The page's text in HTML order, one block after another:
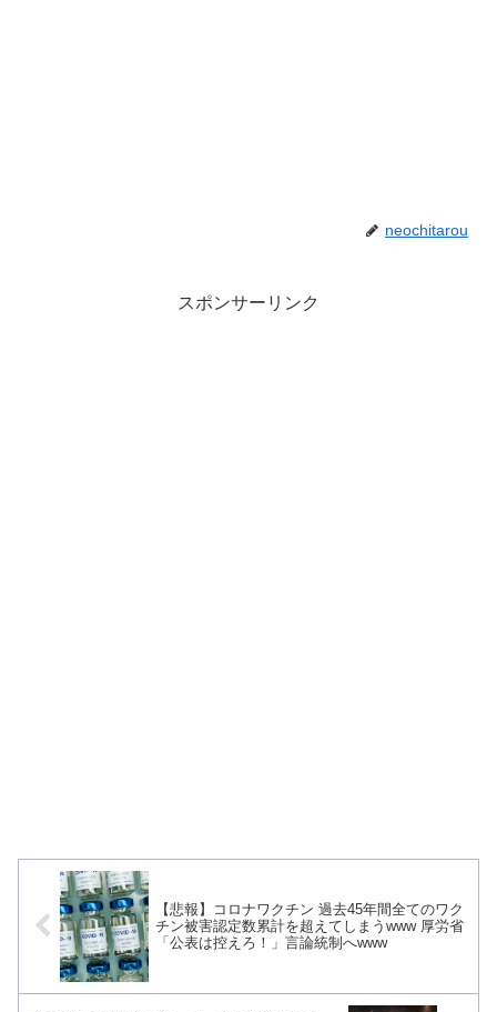
neochitarou
スポンサーリンク
【悲報】コロナワクチン 過去45年間全てのワク
チン被害認定数累計を超えてしまうwww 厚労省
「公表は控えろ！」言論統制へwww